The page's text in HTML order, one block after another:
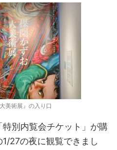
美術展』の入り口
別内覧会チケット」が購
27の夜に観覧できまし